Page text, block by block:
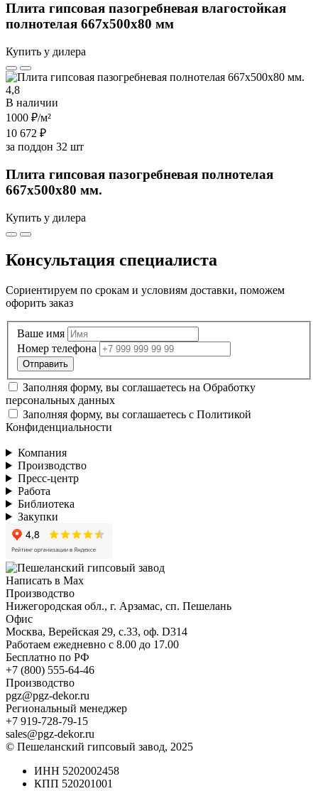
Плита гипсовая пазогребневая влагостойкая
полнотелая 667х500х80 мм
Купить у дилера
4,8
В наличии
1000 ₽/м²
10 672 ₽
за поддон 32 шт
Плита гипсовая пазогребневая полнотелая
667х500х80 мм.
Купить у дилера
Консультация специалиста
Сориентируем по срокам и условиям доставки, поможем
офорить заказ
Ваше имя
Номер телефона
Заполняя форму, вы соглашаетесь на Обработку
персональных данных
Заполняя форму, вы соглашаетесь с Политикой
Конфиденциальности
Компания
Производство
Пресс-центр
Работа
Библиотека
Закупки
Написать в Max
Производство
Нижегородская обл., г. Арзамас, сп. Пешелань
Офис
Москва, Верейская 29, с.33, оф. D314
Работаем ежедневно с 8.00 до 17.00
Бесплатно по РФ
+7 (800) 555-64-46
Производство
pgz@pgz-dekor.ru
Региональный менеджер
+7 919-728-79-15
sales@pgz-dekor.ru
© Пешеланский гипсовый завод, 2025
ИНН 5202002458
КПП 520201001